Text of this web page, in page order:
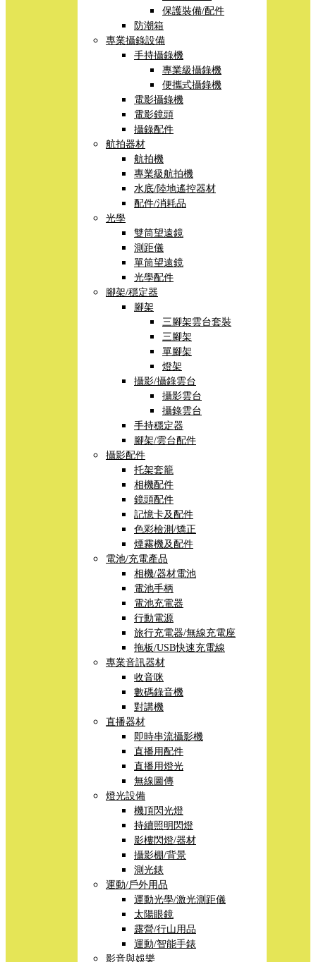
保護裝備/配件
防潮箱
專業攝錄設備
手持攝錄機
專業級攝錄機
便攜式攝錄機
電影攝錄機
電影鏡頭
攝錄配件
航拍器材
航拍機
專業級航拍機
水底/陸地遙控器材
配件/消耗品
光學
雙筒望遠鏡
測距儀
單筒望遠鏡
光學配件
腳架/穩定器
腳架
三腳架雲台套裝
三腳架
單腳架
燈架
攝影/攝錄雲台
攝影雲台
攝錄雲台
手持穩定器
腳架/雲台配件
攝影配件
托架套籠
相機配件
鏡頭配件
記憶卡及配件
色彩檢測/矯正
煙霧機及配件
電池/充電產品
相機/器材電池
電池手柄
電池充電器
行動電源
旅行充電器/無線充電座
拖板/USB快速充電線
專業音訊器材
收音咪
數碼錄音機
對講機
直播器材
即時串流攝影機
直播用配件
直播用燈光
無線圖傳
燈光設備
機頂閃光燈
持續照明閃燈
影樓閃燈/器材
攝影棚/背景
測光錶
運動/戶外用品
運動光學/激光測距儀
太陽眼鏡
露營/行山用品
運動/智能手錶
影音與娛樂